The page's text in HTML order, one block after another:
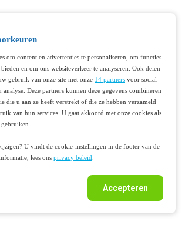
om content en advertenties te personaliseren, om functies
en om ons websiteverkeer te analyseren. Ook delen
gebruik van onze site met onze 14 partners voor social
analyse. Deze partners kunnen deze gegevens combineren
die u aan ze heeft verstrekt of die ze hebben verzameld
van hun services. U gaat akkoord met onze cookies als
U vindt de cookie-instellingen in de footer van de
lees ons privacy beleid
Accepteren